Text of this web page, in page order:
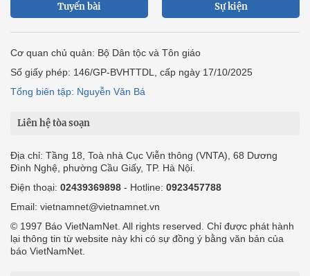
Tuyến bài Sự kiện
Cơ quan chủ quản: Bộ Dân tộc và Tôn giáo
Số giấy phép: 146/GP-BVHTTDL, cấp ngày 17/10/2025
Tổng biên tập: Nguyễn Văn Bá
Liên hệ tòa soạn
Địa chỉ: Tầng 18, Toà nhà Cục Viễn thông (VNTA), 68 Dương
Đình Nghệ, phường Cầu Giấy, TP. Hà Nội.
Điện thoại: 02439369898 - Hotline: 0923457788
Email: vietnamnet@vietnamnet.vn
© 1997 Báo VietNamNet. All rights reserved. Chỉ được phát hành
lại thông tin từ website này khi có sự đồng ý bằng văn bản của
báo VietNamNet.